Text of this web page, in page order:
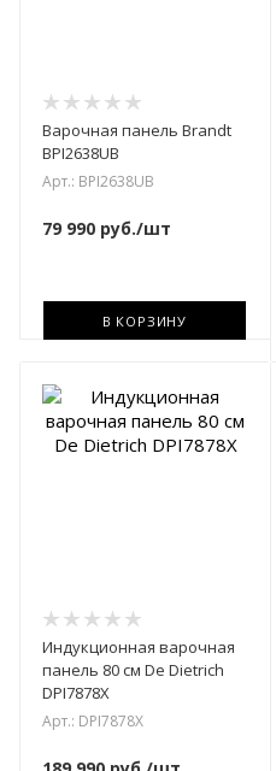
Варочная панель Brandt
BPI2638UB
Арт.: BPI2638UB
79 990 руб./шт
В КОРЗИНУ
Индукционная варочная
панель 80 см De Dietrich
DPI7878X
Арт.: DPI7878X